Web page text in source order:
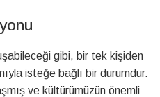
gibi, bir tek kişiden
isteğe bağlı bir durumdur.
ve kültürümüzün önemli